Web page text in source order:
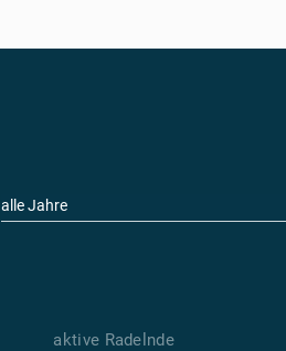
alle Jahre
aktive Radelnde